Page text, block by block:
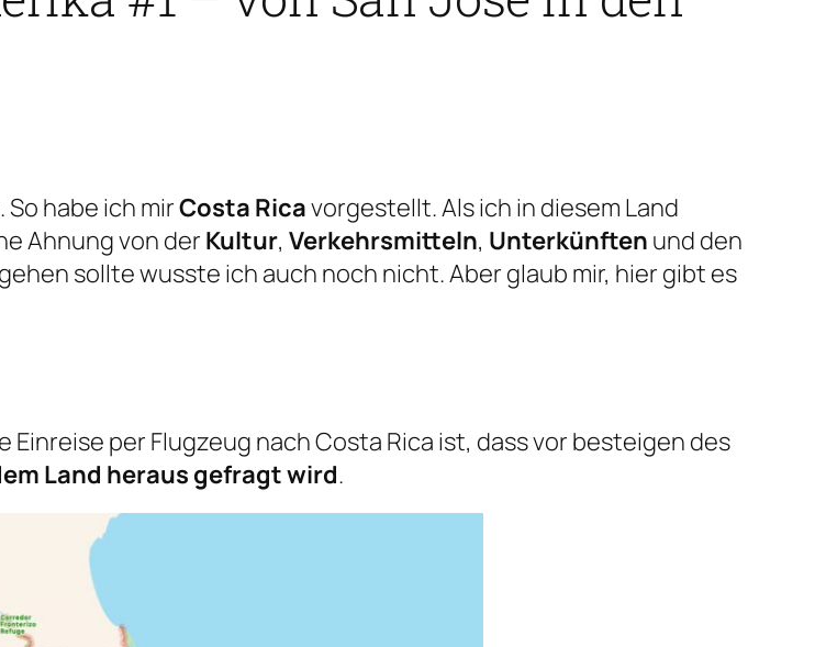
. So habe ich mirCosta Ricavorgestellt. Als ich in diesem Land
Ahnung von der Kultur, Verkehrsmitteln, Unterkünften und den
sollte wusste ich auch noch nicht. Aber glaub mir, hier gibt es
per Flugzeug nach Costa Rica ist, dass vor besteigen des
Land heraus gefragt wird.